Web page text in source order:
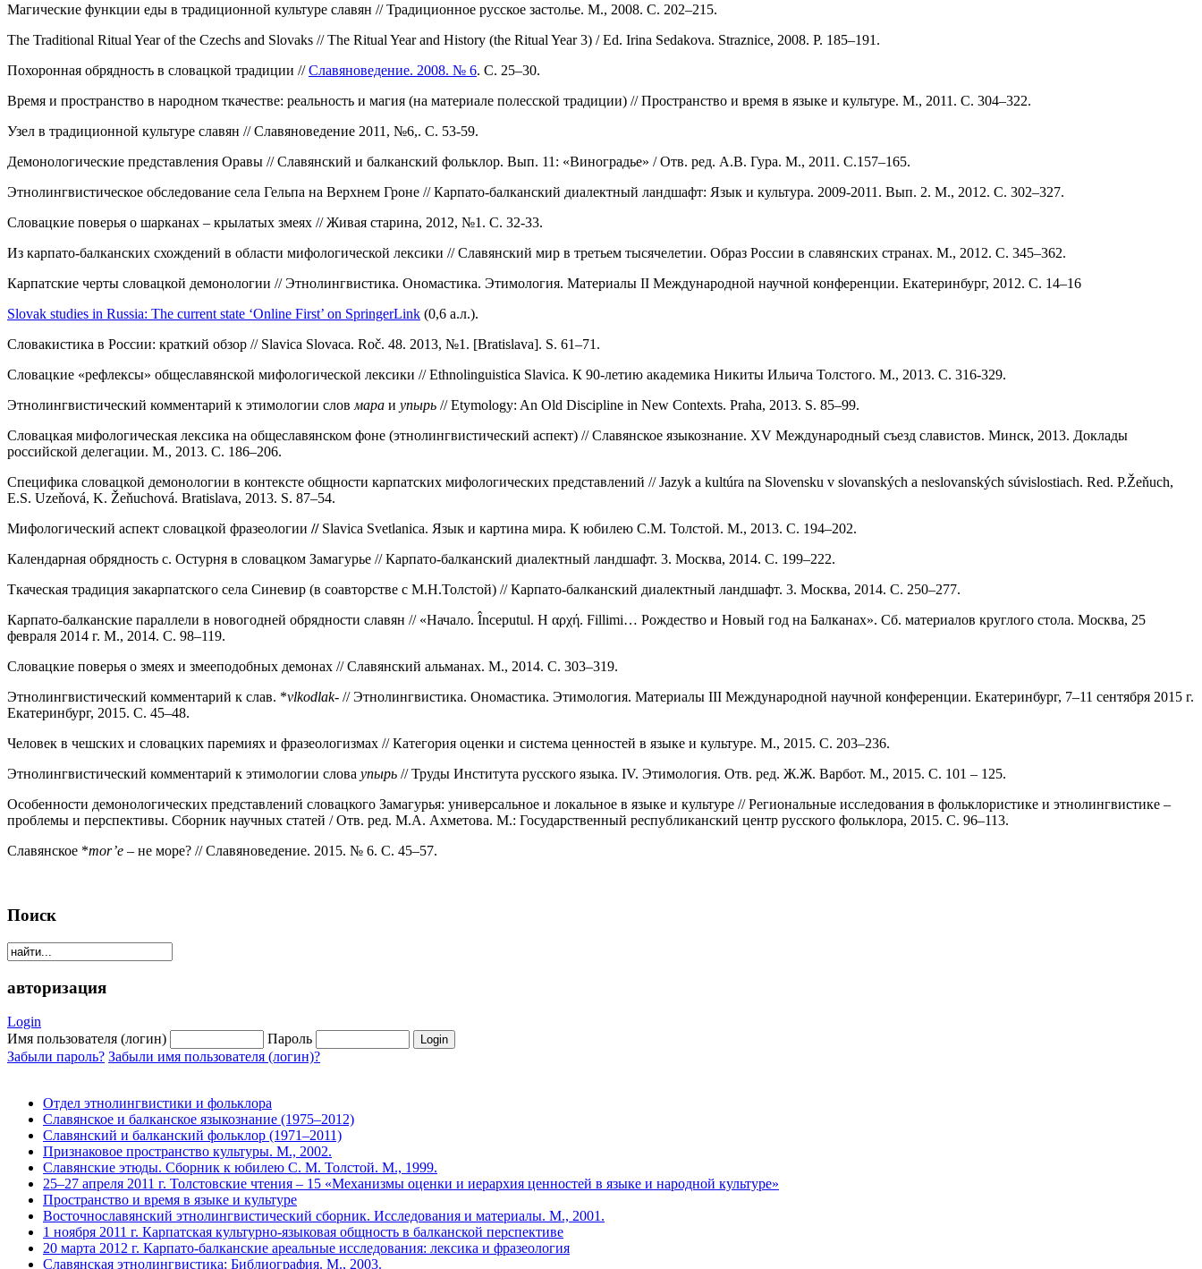
Магические функции еды в традиционной культуре славян // Традиционное русское застолье. М., 2008. С. 202–215.
The Traditional Ritual Year of the Czechs and Slovaks // The Ritual Year and History (the Ritual Year 3) / Ed. Irina Sedakova. Straznice, 2008. P. 185–191.
Похоронная обрядность в словацкой традиции //Славяноведение. 2008. № 6. С. 25–30.
Время и пространство в народном ткачестве: реальность и магия (на материале полесской традиции) // Пространство и время в языке и культуре. М., 2011. С. 304–322.
Узел в традиционной культуре славян // Славяноведение 2011, №6,. С. 53-59.
Демонологические представления Оравы // Славянский и балканский фольклор. Вып. 11: «Виноградье» / Отв. ред. А.В. Гура. М., 2011. С.157–165.
Этнолингвистическое обследование села Гельпа на Верхнем Гроне // Карпато-балканский диалектный ландшафт: Язык и культура. 2009-2011. Вып. 2. М., 2012. С. 302–327.
Словацкие поверья о шарканах – крылатых змеях // Живая старина, 2012, №1. С. 32-33.
Из карпато-балканских схождений в области мифологической лексики // Славянский мир в третьем тысячелетии. Образ России в славянских странах. М., 2012. С. 345–362.
Карпатские черты словацкой демонологии // Этнолингвистика. Ономастика. Этимология. Материалы II Международной научной конференции. Екатеринбург, 2012. С. 14–16
Slovak studies in Russia: The current state ‘Online First’ on SpringerLink (0,6 а.л.).
Словакистика в России: краткий обзор // Slavica Slovaca. Roč. 48. 2013, №1. [Bratislava]. S. 61–71.
Словацкие «рефлексы» общеславянской мифологической лексики // Ethnolinguistica Slavica. К 90-летию академика Никиты Ильича Толстого. М., 2013. С. 316-329.
Этнолингвистический комментарий к этимологии слов мара и упырь // Etymology: An Old Discipline in New Contexts. Praha, 2013. S. 85–99.
Словацкая мифологическая лексика на общеславянском фоне (этнолингвистический аспект) // Славянское языкознание. XV Международный съезд славистов. Минск, 2013. Доклады
российской делегации. М., 2013. С. 186–206.
Специфика словацкой демонологии в контексте общности карпатских мифологических представлений // Jazyk a kultúra na Slovensku v slovanských a neslovanských súvislostiach. Red. P.Žeňuch,
E.S. Uzeňová, K. Žeňuchová. Bratislava, 2013. S. 87–54.
Мифологический аспект словацкой фразеологии // Slavica Svetlanica. Язык и картина мира. К юбилею С.М. Толстой. М., 2013. С. 194–202.
Календарная обрядность с. Остурня в словацком Замагурье // Карпато-балканский диалектный ландшафт. 3. Москва, 2014. С. 199–222.
Ткаческая традиция закарпатского села Синевир (в соавторстве с М.Н.Толстой) // Карпато-балканский диалектный ландшафт. 3. Москва, 2014. С. 250–277.
Карпато-балканские параллели в новогодней обрядности славян // «Начало. Începutul. Η αρχή. Fillimi… Рождество и Новый год на Балканах». Сб. материалов круглого стола. Москва, 25
февраля 2014 г. М., 2014. C. 98–119.
Словацкие поверья о змеях и змееподобных демонах // Славянский альманах. М., 2014. C. 303–319.
Этнолингвистический комментарий к слав. *vlkodlak- // Этнолингвистика. Ономастика. Этимология. Материалы III Международной научной конференции. Екатеринбург, 7–11 сентября 2015 г.
Екатеринбург, 2015. С. 45–48.
Человек в чешских и словацких паремиях и фразеологизмах // Категория оценки и система ценностей в языке и культуре. М., 2015. С. 203–236.
Этнолингвистический комментарий к этимологии слова упырь // Труды Института русского языка. IV. Этимология. Отв. ред. Ж.Ж. Варбот. М., 2015. С. 101 – 125.
Особенности демонологических представлений словацкого Замагурья: универсальное и локальное в языке и культуре // Региональные исследования в фольклористике и этнолингвистике –
проблемы и перспективы. Сборник научных статей / Отв. ред. М.А. Ахметова. М.: Государственный республиканский центр русского фольклора, 2015. С. 96–113.
Славянское *mor’e – не море? // Славяноведение. 2015. № 6. С. 45–57.
Поиск
авторизация
Login
Имя пользователя (логин)
Пароль
Забыли пароль? Забыли имя пользователя (логин)?
Отдел этнолингвистики и фольклора
Славянское и балканское языкознание (1975–2012)
Славянский и балканский фольклор (1971–2011)
Признаковое пространство культуры. М., 2002.
Славянские этюды. Сборник к юбилею С. М. Толстой. М., 1999.
25–27 апреля 2011 г. Толстовские чтения – 15 «Механизмы оценки и иерархия ценностей в языке и народной культуре»
Пространство и время в языке и культуре
Восточнославянский этнолингвистический сборник. Исследования и материалы. М., 2001.
1 ноября 2011 г. Карпатская культурно-языковая общность в балканской перспективе
20 марта 2012 г. Карпато-балканские ареальные исследования: лексика и фразеология
Славянская этнолингвистика: Библиография. М., 2003.